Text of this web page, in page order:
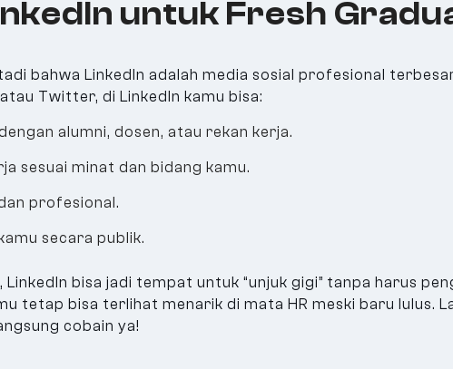
untuk Fresh
bahwa LinkedIn adalah media sosial profesional
Twitter, di LinkedIn kamu bisa:
alumni, dosen, atau rekan kerja.
sesuai minat dan bidang kamu.
profesional.
secara publik.
bisa jadi tempat untuk “unjuk gigi” tanpa harus
tetap bisa terlihat menarik di mata HR meski baru lulus.
cobain ya!